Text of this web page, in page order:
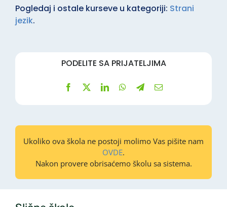
Pogledaj i ostale kurseve u kategoriji: Strani
jezik.
PODELITE SA PRIJATELJIMA
Ukoliko ova škola ne postoji molimo Vas pišite nam
OVDE.
Nakon provere obrisaćemo školu sa sistema.